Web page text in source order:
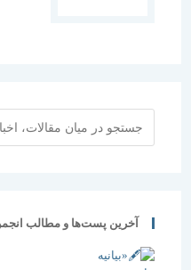
آخرین پست‌ها و مطالب انجمن